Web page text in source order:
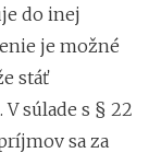
do inej
je možné
stáť
súlade s § 22
sa za